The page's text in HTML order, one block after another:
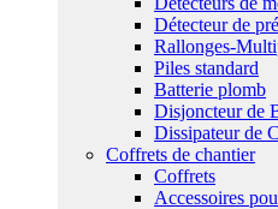
Détecteur de
Rallonges-
Piles standard
Batterie plomb
Disjoncteur de
Dissipateur de
Coffrets de chantier
Coffrets
Accessoires